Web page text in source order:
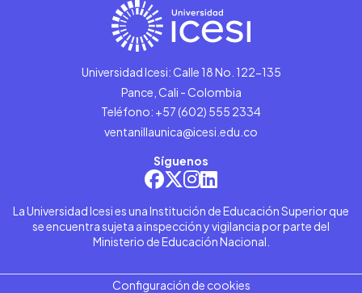
Universidad Icesi: Calle 18 No. 122-135
Pance, Cali - Colombia
Teléfono: +57 (602) 555 2334
ventanillaunica@icesi.edu.co
Síguenos
La Universidad Icesi es una Institución de Educación Superior que
se encuentra sujeta a inspección y vigilancia por parte del
Ministerio de Educación Nacional.
Configuración de cookies